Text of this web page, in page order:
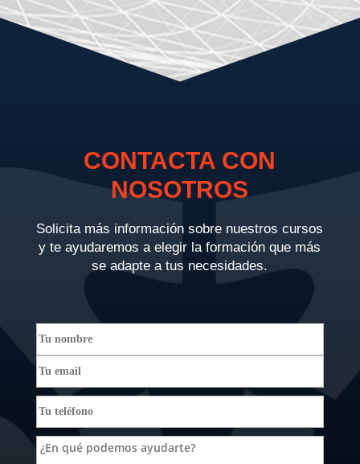
CONTACTA CON
NOSOTROS
Solicita más información sobre nuestros cursos
y te ayudaremos a elegir la formación que más
se adapte a tus necesidades.